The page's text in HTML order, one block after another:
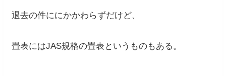
退去の件ににかかわらずだけど、
畳表にはJAS規格の畳表というものもある。